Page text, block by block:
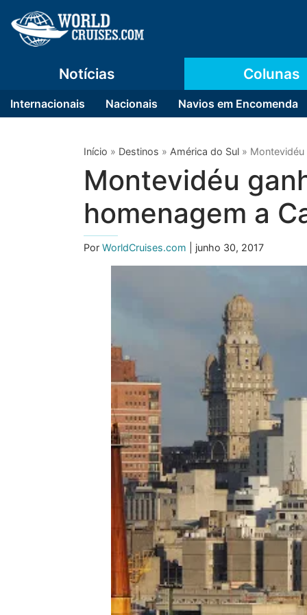
Notícias
Internacionais Nacionais Navios em Encomenda
Colunas
Início » Destinos » América do Sul » Montevidéu
Montevidéu
homenagem a
Por WorldCruises.com | junho 30, 2017